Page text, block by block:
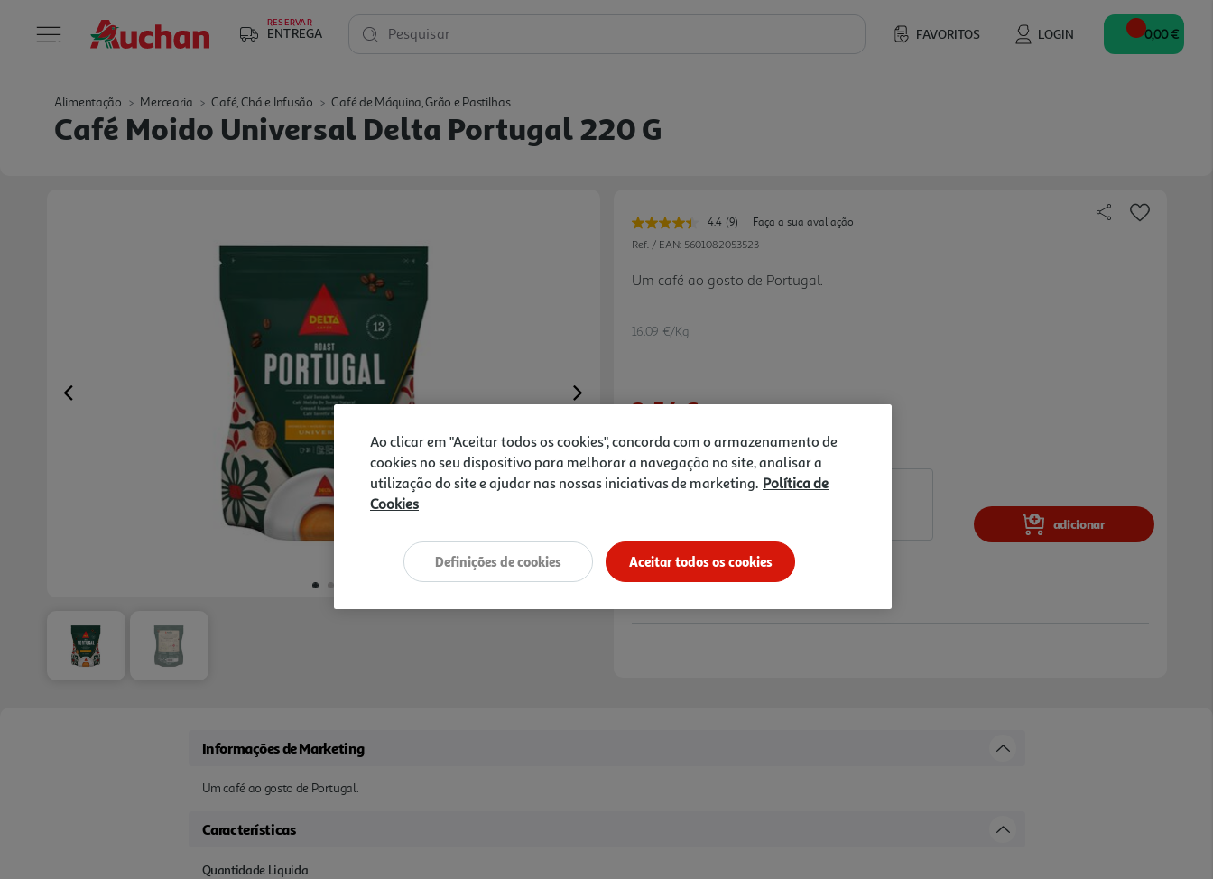
RESERVAR
ENTREGA FAVORITOS LOGIN
Pesquisar 0,00 €
Alimentação Mercearia Café, Chá e Infusão Café de Máquina, Grão e Pastilhas
Café Moido Universal Delta Portugal 220 G
Previous Next
4.4 Leu
9
Link
para
(9)
Faça a sua avaliação
Ref. / EAN: 5601082053523
Um café ao gosto de Portugal.
16.09 €/Kg
3,54 €
Notas de preparação
adicionar
Informações de Marketing
Um café ao gosto de Portugal.
Características
Quantidade Liquida
Ao clicar em "Aceitar todos os cookies", concorda com o armazenamento de
cookies no seu dispositivo para melhorar a navegação no site, analisar a
utilização do site e ajudar nas nossas iniciativas de marketing. Política de
Cookies
Aceitar todos os cookies
Definições de cookies